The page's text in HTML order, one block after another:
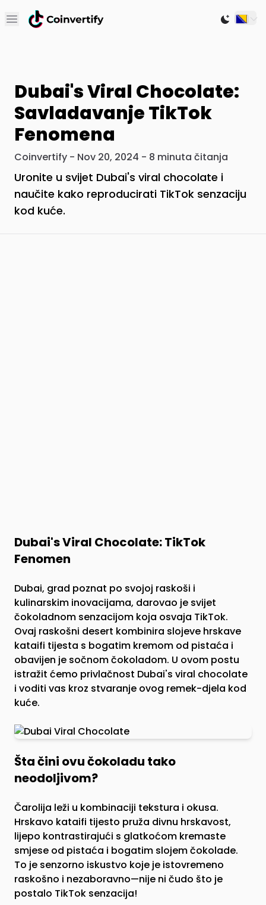
Open main menu Switch
Dubai's Viral Chocolate:
Savladavanje TikTok
Fenomena
Coinvertify - Nov 20, 2024 - 8 minuta čitanja
Uronite u svijet Dubai's viral chocolate i
naučite kako reproducirati TikTok senzaciju
kod kuće.
Dubai's Viral Chocolate: TikTok
Fenomen
Dubai, grad poznat po svojoj raskoši i
kulinarskim inovacijama, darovao je svijet
čokoladnom senzacijom koja osvaja TikTok.
Ovaj raskošni desert kombinira slojeve hrskave
kataifi tijesta s bogatim kremom od pistaća i
obavijen je sočnom čokoladom. U ovom postu
istražit ćemo privlačnost Dubai's viral chocolate
i voditi vas kroz stvaranje ovog remek-djela kod
kuće.
Šta čini ovu čokoladu tako
neodoljivom?
Čarolija leži u kombinaciji tekstura i okusa.
Hrskavo kataifi tijesto pruža divnu hrskavost,
lijepo kontrastirajući s glatkoćom kremaste
smjese od pistaća i bogatim slojem čokolade.
To je senzorno iskustvo koje je istovremeno
raskošno i nezaboravno—nije ni čudo što je
postalo TikTok senzacija!